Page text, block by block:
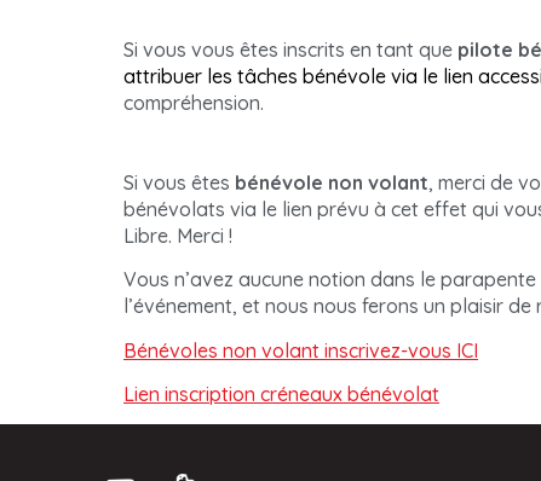
Si vous vous êtes inscrits en tant que pilote
attribuer les tâches bénévole via le lien
compréhension.
Si vous êtes bénévole non volant, merci de
bénévolats via le lien prévu à cet effet qui
Libre. Merci !
Vous n’avez aucune notion dans le
l’événement, et nous nous ferons un plaisir
Bénévoles non volant inscrivez-vous ICI
Lien inscription créneaux bénévolat